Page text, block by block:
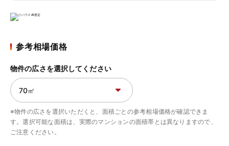
参考相場価格
物件の広さを選択してください
※物件の広さを選択いただくと、面積ごとの参考相場価格が確認できま
す。選択可能な面積は、実際のマンションの面積帯とは異なりますので、
ご注意ください。